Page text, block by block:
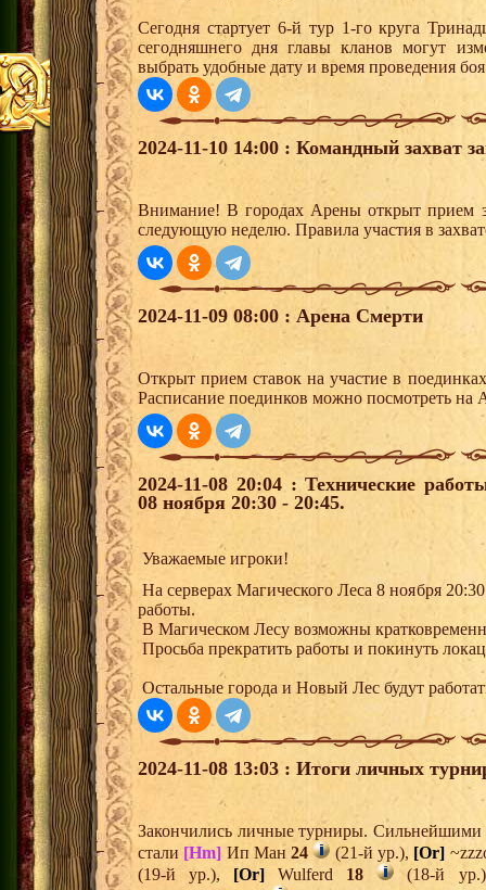
Сегодня стартует 6-й тур 1-го круга
сегодняшнего дня главы кланов могут
выбрать удобные дату и время проведения
2024-11-10 14:00 : Командный захват
Внимание! В городах Арены открыт прием
следующую неделю. Правила участия в
2024-11-09 08:00 : Арена Смерти
Открыт прием ставок на участие в
Расписание поединков можно посмотреть на
2024-11-08 20:04 : Технические
08 ноября 20:30 - 20:45.
Уважаемые игроки!
На серверах Магического Леса 8 ноября
работы.
В Магическом Лесу возможны
Просьба прекратить работы и покинуть
Остальные города и Новый Лес будут
2024-11-08 13:03 : Итоги личных
Закончились личные турниры. Сильнейшими
стали [Hm] Ип Ман24 (21-й ур.), [Or]
(19-й ур.), [Or] Wulferd 18
(18-й